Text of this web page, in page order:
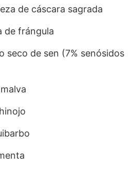
de cáscara sagrada
de frángula
seco de sen (7% senósidos